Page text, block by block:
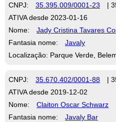
CNPJ: 35.395.009/0001-23
|
ATIVA desde 2023-01-16
Nome:
Jady Cristina Tavares
Fantasia nome:
Javaly
Localização: Parque Verde,
CNPJ: 35.670.402/0001-88
|
ATIVA desde 2019-12-02
Nome:
Claiton Oscar Schwarz
Fantasia nome:
Javaly Bar